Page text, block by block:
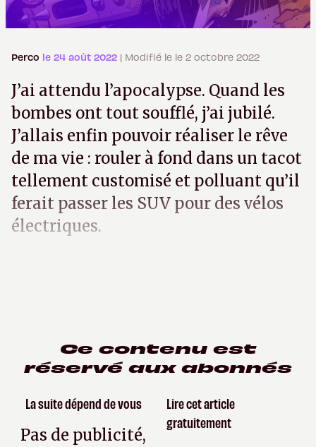
Perco le 24 août 2022 | Modifié le le 2 octobre 2022
J’ai attendu l’apocalypse. Quand les
bombes ont tout soufflé, j’ai jubilé.
J’allais enfin pouvoir réaliser le rêve
de ma vie : rouler à fond dans un tacot
tellement customisé et polluant qu’il
ferait passer les SUV pour des vélos
électriques.
Ce contenu est
réservé aux abonnés
La suite dépend de vous
Pas de publicité,
Lire cet article
gratuitement